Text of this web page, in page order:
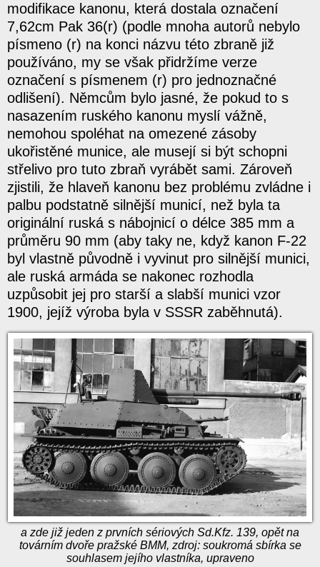
modifikace kanonu, která dostala označení
7,62cm Pak 36(r) (podle mnoha autorů nebylo
písmeno (r) na konci názvu této zbraně již
používáno, my se však přidržíme verze
označení s písmenem (r) pro jednoznačné
odlišení). Němcům bylo jasné, že pokud to s
nasazením ruského kanonu myslí vážně,
nemohou spoléhat na omezené zásoby
ukořistěné munice, ale musejí si být schopni
střelivo pro tuto zbraň vyrábět sami. Zároveň
zjistili, že hlaveň kanonu bez problému zvládne i
palbu podstatně silnější municí, než byla ta
originální ruská s nábojnicí o délce 385 mm a
průměru 90 mm (aby taky ne, když kanon F-22
byl vlastně původně i vyvinut pro silnější munici,
ale ruská armáda se nakonec rozhodla
uzpůsobit jej pro starší a slabší munici vzor
1900, jejíž výroba byla v SSSR zaběhnutá).
a zde již jeden z prvních sériových Sd.Kfz. 139, opět na
továrním dvoře pražské BMM, zdroj: soukromá sbírka se
souhlasem jejího vlastníka, upraveno